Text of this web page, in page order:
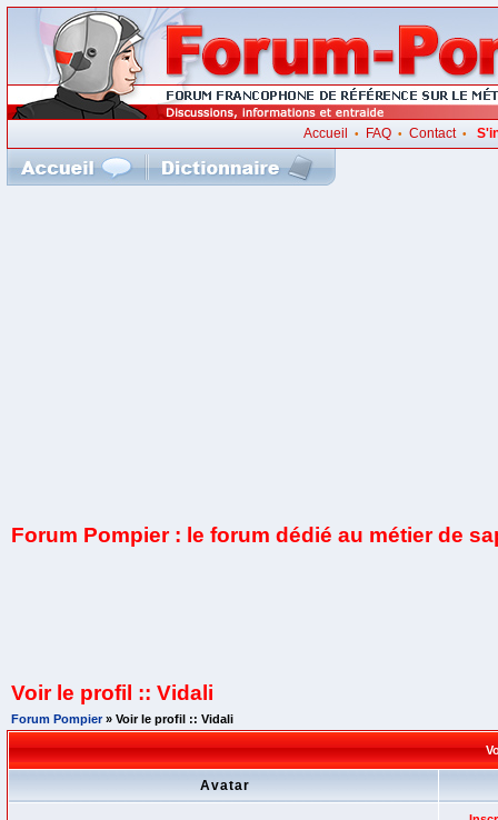
Accueil • FAQ •Contact•
Forum Pompier : le forum dédié au métier de
Voir le profil :: Vidali
Forum Pompier» Voir le profil :: Vidali
Avatar